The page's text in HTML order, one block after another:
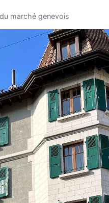
marché genevois